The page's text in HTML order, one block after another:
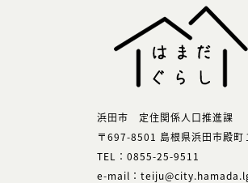
浜田市 定住関係人口推進課
〒697-8501 島根県浜田市殿町
TEL：0855-25-9511
e-mail：